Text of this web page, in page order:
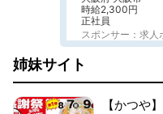
時給2,300円
正社員
スポンサー：求人
姉妹サイト
【かつや